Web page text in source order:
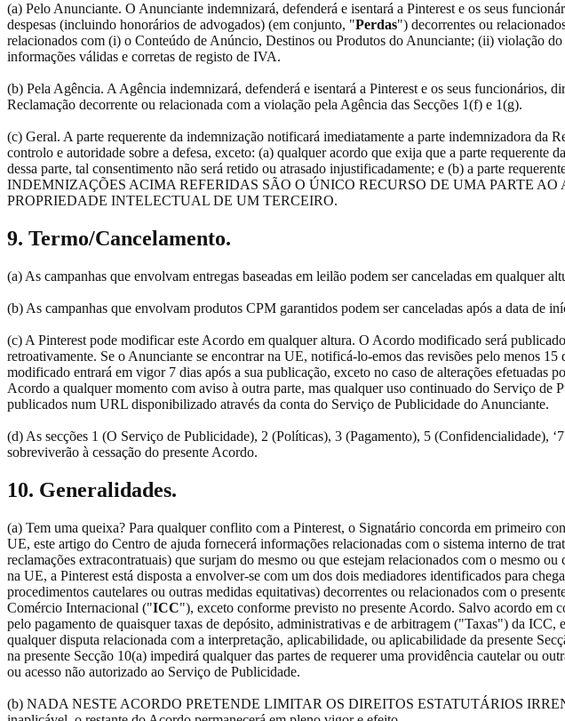
(a) Pelo Anunciante. O Anunciante indemnizará, defenderá e isentará a Pinterest e os seus
despesas (incluindo honorários de advogados) (em conjunto, "Perdas") decorrentes ou
relacionados com (i) o Conteúdo de Anúncio, Destinos ou Produtos do Anunciante; (ii) violação
informações válidas e corretas de registo de IVA.
(b) Pela Agência. A Agência indemnizará, defenderá e isentará a Pinterest e os seus funcionários,
Reclamação decorrente ou relacionada com a violação pela Agência das Secções 1(f) e 1(g).
(c) Geral. A parte requerente da indemnização notificará imediatamente a parte indemnizadora da
controlo e autoridade sobre a defesa, exceto: (a) qualquer acordo que exija que a parte
dessa parte, tal consentimento não será retido ou atrasado injustificadamente; e (b) a parte
INDEMNIZAÇÕES ACIMA REFERIDAS SÃO O ÚNICO RECURSO DE UMA PARTE
PROPRIEDADE INTELECTUAL DE UM TERCEIRO.
9. Termo/Cancelamento.
(a) As campanhas que envolvam entregas baseadas em leilão podem ser canceladas em qualquer
(b) As campanhas que envolvam produtos CPM garantidos podem ser canceladas após a data de
(c) A Pinterest pode modificar este Acordo em qualquer altura. O Acordo modificado será
retroativamente. Se o Anunciante se encontrar na UE, notificá-lo-emos das revisões pelo menos
modificado entrará em vigor 7 dias após a sua publicação, exceto no caso de alterações efetuadas
Acordo a qualquer momento com aviso à outra parte, mas qualquer uso continuado do Serviço
publicados num URL disponibilizado através da conta do Serviço de Publicidade do Anunciante.
(d) As secções 1 (O Serviço de Publicidade), 2 (Políticas), 3 (Pagamento), 5 (Confidencialidade),
sobreviverão à cessação do presente Acordo.
10. Generalidades.
(a) Tem uma queixa? Para qualquer conflito com a Pinterest, o Signatário concorda em primeiro
UE, este artigo do Centro de ajuda fornecerá informações relacionadas com o sistema interno de
reclamações extracontratuais) que surjam do mesmo ou que estejam relacionados com o mesmo
na UE, a Pinterest está disposta a envolver-se com um dos dois mediadores identificados para
procedimentos cautelares ou outras medidas equitativas) decorrentes ou relacionados com o
Comércio Internacional ("ICC"), exceto conforme previsto no presente Acordo. Salvo acordo em
pelo pagamento de quaisquer taxas de depósito, administrativas e de arbitragem ("Taxas") da
qualquer disputa relacionada com a interpretação, aplicabilidade, ou aplicabilidade da presente
na presente Secção 10(a) impedirá qualquer das partes de requerer uma providência cautelar ou
ou acesso não autorizado ao Serviço de Publicidade.
(b) NADA NESTE ACORDO PRETENDE LIMITAR OS DIREITOS ESTATUTÁRIOS